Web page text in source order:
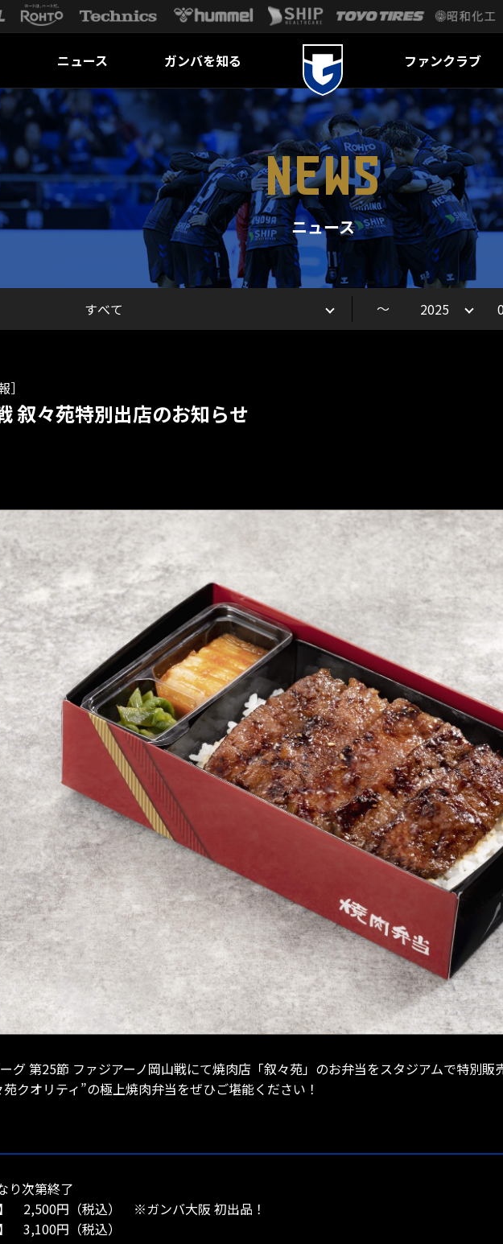
ニュース ガンバを知る ファンクラブ
NEWS
ニュース
～
］
叙々苑特別出店のお知らせ
グ 第25節 ファジアーノ岡山戦にて焼肉店「叙々苑」のお弁当をスタジアムで特別販
クオリティ”の極上焼肉弁当をぜひご堪能ください！
り次第終了
】 2,500円（税込） ※ガンバ大阪 初出品！
3,100円（税込）